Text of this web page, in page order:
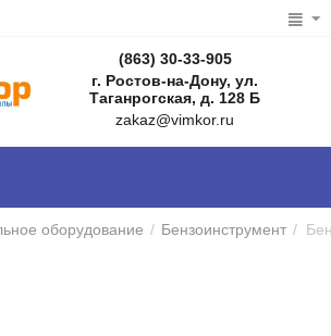
(863) 30-33-905
г. Ростов-на-Дону, ул.
Таганрогская, д. 128 Б
zakaz@vimkor.ru
оборудование / Бензоинструмент /